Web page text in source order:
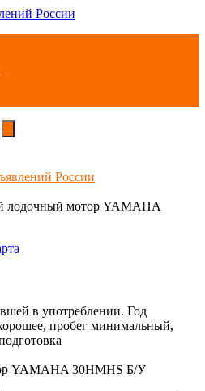
России
лодочный мотор YAMAHA
в употреблении. Год
пробег минимальный,
YAMAHA 30HMHS Б/У